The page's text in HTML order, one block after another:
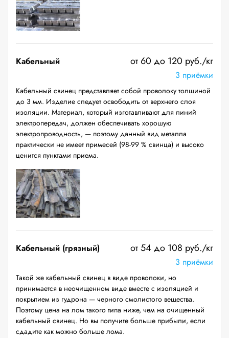
Кабельный от 60 до 120 руб./кг
3 приёмки
Кабельный свинец представляет собой проволоку толщиной
до 3 мм. Изделие следует освободить от верхнего слоя
изоляции. Материал, который изготавливают для линий
электропередач, должен обеспечивать хорошую
электропроводность, — поэтому данный вид металла
практически не имеет примесей (98-99 % свинца) и высоко
ценится пунктами приема.
Кабельный (грязный) от 54 до 108 руб./кг
3 приёмки
Такой же кабельный свинец в виде проволоки, но
принимается в неочищенном виде вместе с изоляцией и
покрытием из гудрона — черного смолистого вещества.
Поэтому цена на лом такого типа ниже, чем на очищенный
кабельный свинец. Но вы получите больше прибыли, если
сдадите как можно больше лома.